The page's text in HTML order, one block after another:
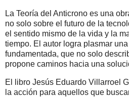
La Teoría del Anticrono es una
no solo sobre el futuro de la
el sentido mismo de la vida y la
tiempo. El autor logra plasmar
fundamentada, que no solo
propone caminos hacia una
El libro Jesús Eduardo Villarroel
la acción para aquellos que